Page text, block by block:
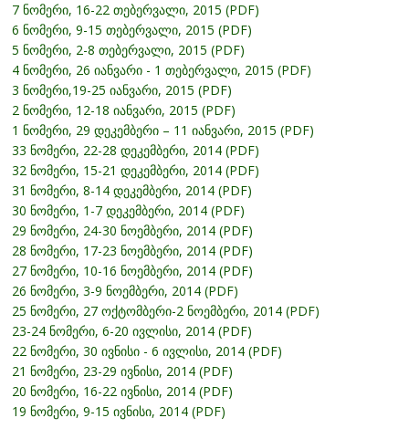
7 ნომერი, 16-22 თებერვალი, 2015 (PDF)
6 ნომერი, 9-15 თებერვალი, 2015 (PDF)
5 ნომერი, 2-8 თებერვალი, 2015 (PDF)
4 ნომერი, 26 იანვარი - 1 თებერვალი, 2015 (PDF)
3 ნომერი,19-25 იანვარი, 2015 (PDF)
2 ნომერი, 12-18 იანვარი, 2015 (PDF)
1 ნომერი, 29 დეკემბერი – 11 იანვარი, 2015 (PDF)
33 ნომერი, 22-28 დეკემბერი, 2014 (PDF)
32 ნომერი, 15-21 დეკემბერი, 2014 (PDF)
31 ნომერი, 8-14 დეკემბერი, 2014 (PDF)
30 ნომერი, 1-7 დეკემბერი, 2014 (PDF)
29 ნომერი, 24-30 ნოემბერი, 2014 (PDF)
28 ნომერი, 17-23 ნოემბერი, 2014 (PDF)
27 ნომერი, 10-16 ნოემბერი, 2014 (PDF)
26 ნომერი, 3-9 ნოემბერი, 2014 (PDF)
25 ნომერი, 27 ოქტომბერი-2 ნოემბერი, 2014 (PDF)
23-24 ნომერი, 6-20 ივლისი, 2014 (PDF)
22 ნომერი, 30 ივნისი - 6 ივლისი, 2014 (PDF)
21 ნომერი, 23-29 ივნისი, 2014 (PDF)
20 ნომერი, 16-22 ივნისი, 2014 (PDF)
19 ნომერი, 9-15 ივნისი, 2014 (PDF)